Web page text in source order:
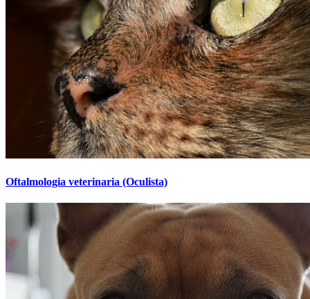
Oftalmologia veterinaria (Oculista)